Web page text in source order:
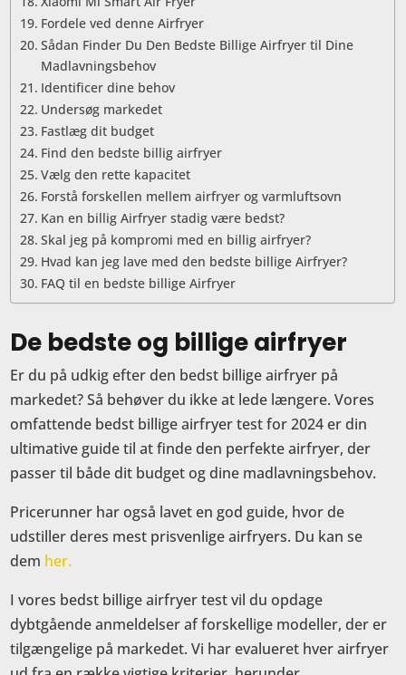
Fordele ved denne Airfryer
Sådan Finder Du Den Bedste Billige Airfryer til Dine
Madlavningsbehov
Identificer dine behov
Undersøg markedet
Fastlæg dit budget
Find den bedste billig airfryer
Vælg den rette kapacitet
Forstå forskellen mellem airfryer og varmluftsovn
Kan en billig Airfryer stadig være bedst?
Skal jeg på kompromi med en billig airfryer?
Hvad kan jeg lave med den bedste billige Airfryer?
FAQ til en bedste billige Airfryer
De bedste og billige airfryer
Er du på udkig efter den bedst billige airfryer på
markedet? Så behøver du ikke at lede længere. Vores
omfattende bedst billige airfryer test for 2024 er din
ultimative guide til at finde den perfekte airfryer, der
passer til både dit budget og dine madlavningsbehov.
Pricerunner har også lavet en god guide, hvor de
udstiller deres mest prisvenlige airfryers. Du kan se
dem her.
I vores bedst billige airfryer test vil du opdage
dybtgående anmeldelser af forskellige modeller, der er
tilgængelige på markedet. Vi har evalueret hver airfryer